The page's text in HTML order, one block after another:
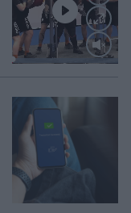
Loaded